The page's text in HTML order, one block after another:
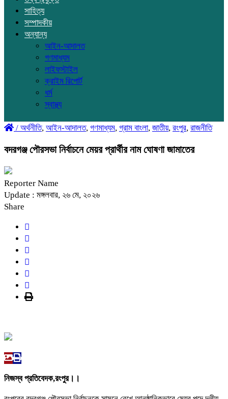
সাহিত্য
সম্পাদকীয়
অন্যান্য
আইন-আদালত
গণমাধ্যম
লাইফস্টাইল
ক্রাইম রিপোর্ট
ধর্ম
স্বাস্থ্য
/ অর্থনীতি, আইন-আদালত, গণমাধ্যম, গ্রাম বাংলা, জাতীয়, রংপুর, রাজনীতি
বদরগঞ্জ পৌরসভা নির্বাচনে মেয়র প্রার্থীর নাম ঘোষণা জামাতের
Reporter Name
Update : মঙ্গলবার, ২৬ মে, ২০২৬
Share
নিজস্ব প্রতিবেদক,রংপুর।।